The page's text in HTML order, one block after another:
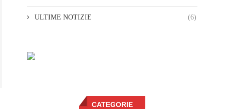
ULTIME NOTIZIE (6)
CATEGORIE